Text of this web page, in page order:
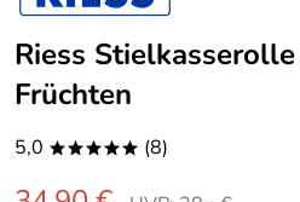
Riess
Früchten
5,0 ***** (8)